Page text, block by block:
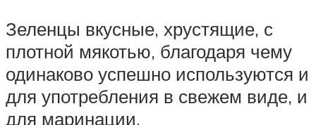
Зеленцы вкусные, хрустящие, с
плотной мякотью, благодаря чему
одинаково успешно используются и
для употребления в свежем виде, и
для маринации.